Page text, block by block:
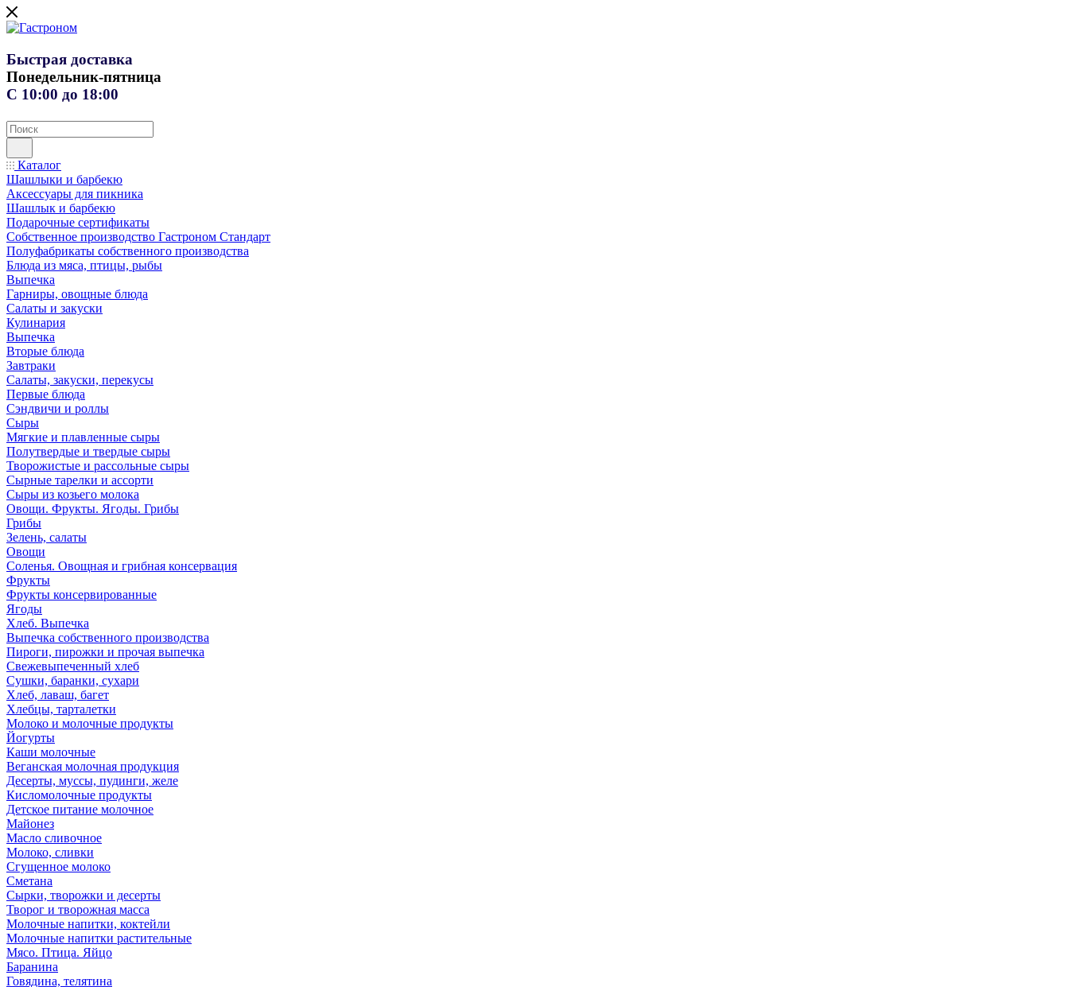
Быстрая доставка
Понедельник-пятница
С 10:00 до 18:00
Каталог
Шашлыки и барбекю
Аксессуары для пикника
Шашлык и барбекю
Подарочные сертификаты
Собственное производство Гастроном Стандарт
Полуфабрикаты собственного производства
Блюда из мяса, птицы, рыбы
Выпечка
Гарниры, овощные блюда
Салаты и закуски
Кулинария
Выпечка
Вторые блюда
Завтраки
Салаты, закуски, перекусы
Первые блюда
Сэндвичи и роллы
Сыры
Мягкие и плавленные сыры
Полутвердые и твердые сыры
Творожистые и рассольные сыры
Сырные тарелки и ассорти
Сыры из козьего молока
Овощи. Фрукты. Ягоды. Грибы
Грибы
Зелень, салаты
Овощи
Соленья. Овощная и грибная консервация
Фрукты
Фрукты консервированные
Ягоды
Хлеб. Выпечка
Выпечка собственного производства
Пироги, пирожки и прочая выпечка
Свежевыпеченный хлеб
Сушки, баранки, сухари
Хлеб, лаваш, багет
Хлебцы, тарталетки
Молоко и молочные продукты
Йогурты
Каши молочные
Веганская молочная продукция
Десерты, муссы, пудинги, желе
Кисломолочные продукты
Детское питание молочное
Майонез
Масло сливочное
Молоко, сливки
Сгущенное молоко
Сметана
Сырки, творожки и десерты
Творог и творожная масса
Молочные напитки, коктейли
Молочные напитки растительные
Мясо. Птица. Яйцо
Баранина
Говядина, телятина